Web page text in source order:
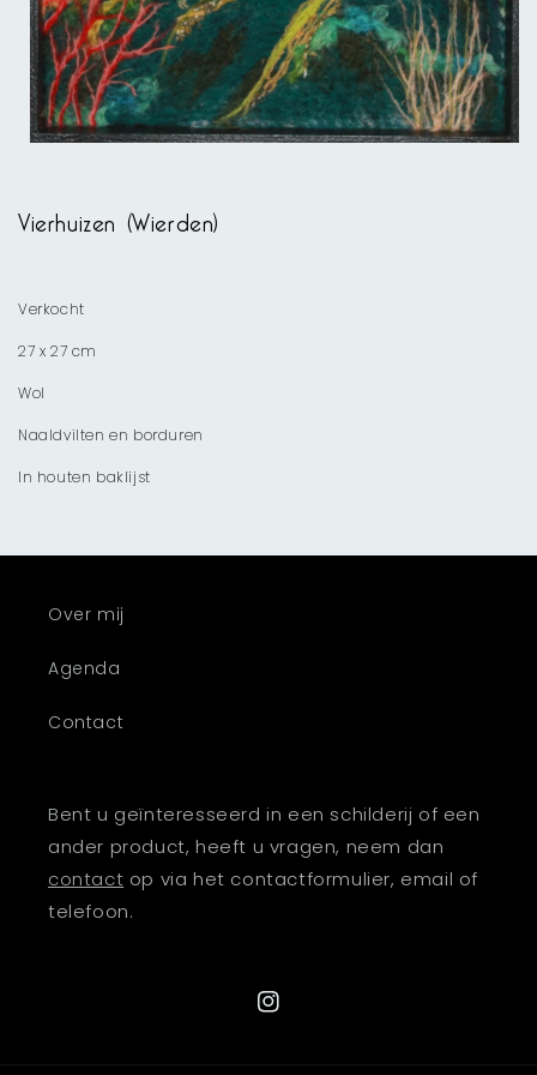
modaal
Vierhuizen (Wierden)
Verkocht
27 x 27 cm
Wol
Naaldvilten en borduren
In houten baklijst
Over mij
Agenda
Contact
Bent u geïnteresseerd in een schilderij of een
ander product, heeft u vragen, neem dan
contact op via het contactformulier, email of
telefoon.
Instagram